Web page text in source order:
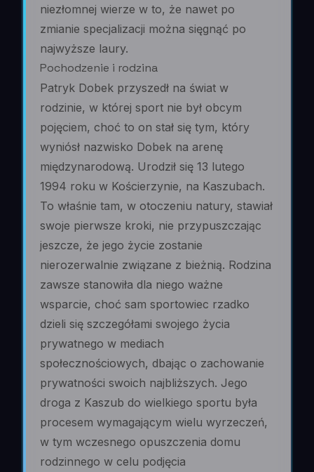
niezłomnej wierze w to, że nawet po
zmianie specjalizacji można sięgnąć po
najwyższe laury.
Pochodzenie i rodzina
Patryk Dobek przyszedł na świat w
rodzinie, w której sport nie był obcym
pojęciem, choć to on stał się tym, który
wyniósł nazwisko Dobek na arenę
międzynarodową. Urodził się 13 lutego
1994 roku w Kościerzynie, na Kaszubach.
To właśnie tam, w otoczeniu natury, stawiał
swoje pierwsze kroki, nie przypuszczając
jeszcze, że jego życie zostanie
nierozerwalnie związane z bieżnią. Rodzina
zawsze stanowiła dla niego ważne
wsparcie, choć sam sportowiec rzadko
dzieli się szczegółami swojego życia
prywatnego w mediach
społecznościowych, dbając o zachowanie
prywatności swoich najbliższych. Jego
droga z Kaszub do wielkiego sportu była
procesem wymagającym wielu wyrzeczeń,
w tym wczesnego opuszczenia domu
rodzinnego w celu podjęcia